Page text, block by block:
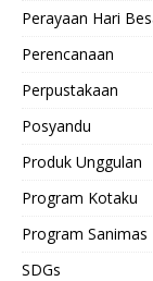
Perayaan Hari
Perencanaan
Perpustakaan
Posyandu
Produk Unggulan
Program Kotaku
Program Sanimas
SDGs